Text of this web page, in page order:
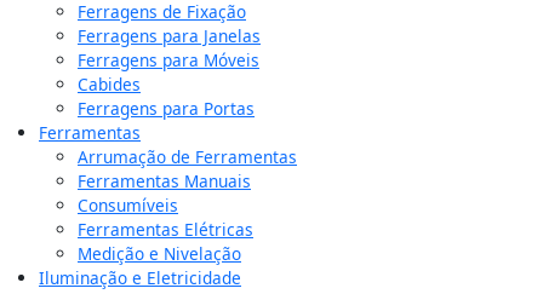
Ferragens de Fixação
Ferragens para Janelas
Ferragens para Móveis
Cabides
Ferragens para Portas
Ferramentas
Arrumação de Ferramentas
Ferramentas Manuais
Consumíveis
Ferramentas Elétricas
Medição e Nivelação
Iluminação e Eletricidade